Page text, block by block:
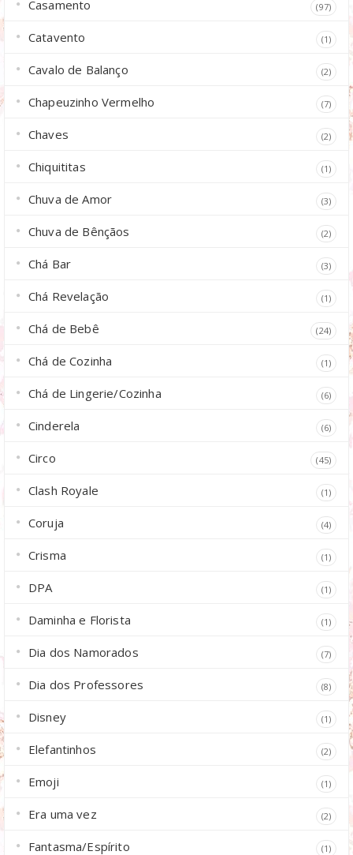
Casamento (97)
Catavento (1)
Cavalo de Balanço (2)
Chapeuzinho Vermelho (7)
Chaves (2)
Chiquititas (1)
Chuva de Amor (3)
Chuva de Bênçãos (2)
Chá Bar (3)
Chá Revelação (1)
Chá de Bebê (24)
Chá de Cozinha (1)
Chá de Lingerie/Cozinha (6)
Cinderela (6)
Circo (45)
Clash Royale (1)
Coruja (4)
Crisma (1)
DPA (1)
Daminha e Florista (1)
Dia dos Namorados (7)
Dia dos Professores (8)
Disney (1)
Elefantinhos (2)
Emoji (1)
Era uma vez (2)
Fantasma/Espírito (1)